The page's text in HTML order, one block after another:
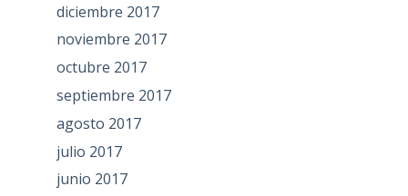
diciembre 2017
noviembre 2017
octubre 2017
septiembre 2017
agosto 2017
julio 2017
junio 2017